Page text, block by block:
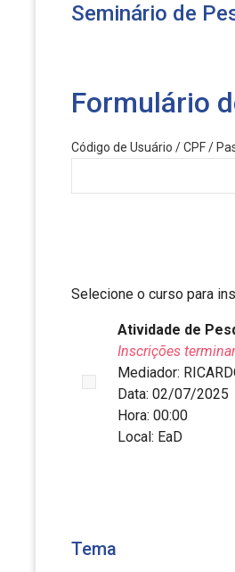
Seminário de
Formulário
Código de Usuário / CPF /
Selecione o curso para
Atividade de
Inscrições
Mediador:
Data: 02/07/2025
Hora: 00:00
Local: EaD
Tema